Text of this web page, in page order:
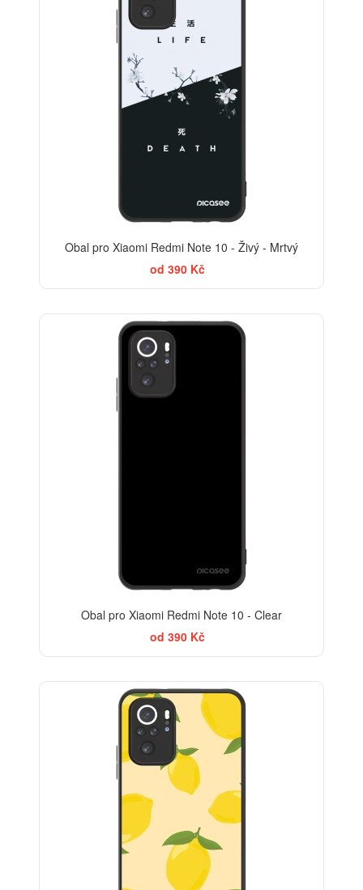
Obal pro Xiaomi Redmi Note 10 - Živý - Mrtvý
od 390 Kč
Obal pro Xiaomi Redmi Note 10 - Clear
od 390 Kč